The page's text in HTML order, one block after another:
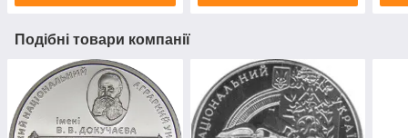
Подібні товари компанії